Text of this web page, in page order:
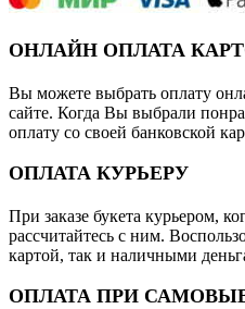
ОНЛАЙН ОПЛАТА
Вы можете выбрать оплату
сайте. Когда Вы выбрали
оплату со своей банковской
ОПЛАТА КУРЬЕРУ
При заказе букета курьером,
рассчитайтесь с ним.
картой, так и наличными
ОПЛАТА ПРИ